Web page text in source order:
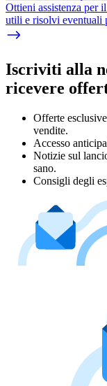
Ottieni assistenza per
utili e risolvi eventuali
Iscriviti alla
ricevere
Offerte
vendite.
Accesso
Notizie sul
sano.
Consigli degli